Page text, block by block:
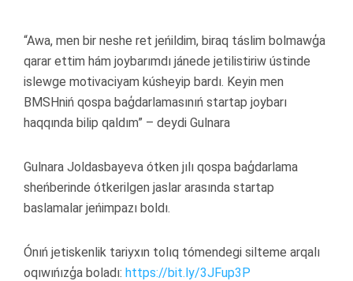
“Awa, men bir neshe ret jeńildim, biraq táslim bolmawģa
qarar ettim hám joybarımdı jánede jetilistiriw ústinde
islewge motivaciyam kúsheyip bardı. Keyin men
BMSHniń qospa baģdarlamasınıń startap joybarı
haqqında bilip qaldım” – deydi Gulnara
Gulnara Joldasbayeva ótken jılı qospa baģdarlama
sheńberinde ótkerilgen jaslar arasında startap
baslamalar jeńimpazı boldı.
Ónıń jetiskenlik tariyxın tolıq tómendegi silteme arqalı
oqıwıńızģa boladı: https://bit.ly/3JFup3P